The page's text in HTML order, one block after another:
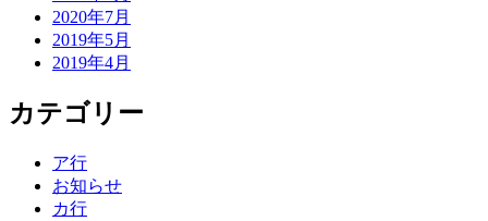
2020年7月
2019年5月
2019年4月
カテゴリー
ア行
お知らせ
カ行